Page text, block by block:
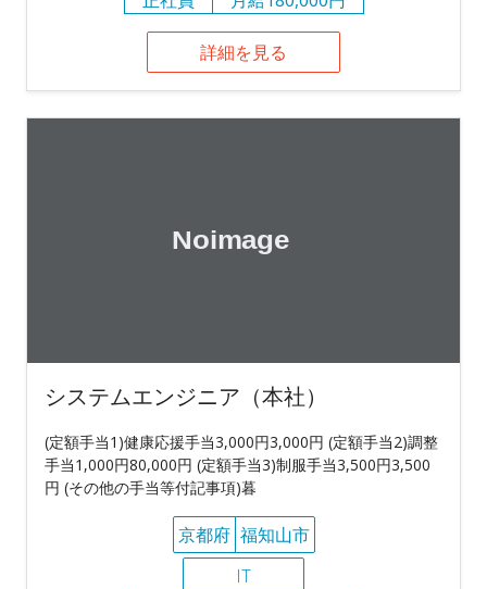
詳細を見る
システムエンジニア（本社）
(定額手当1)健康応援手当3,000円3,000円 (定額手当2)調整
手当1,000円80,000円 (定額手当3)制服手当3,500円3,500
円 (その他の手当等付記事項)暮
京都府 福知山市
IT